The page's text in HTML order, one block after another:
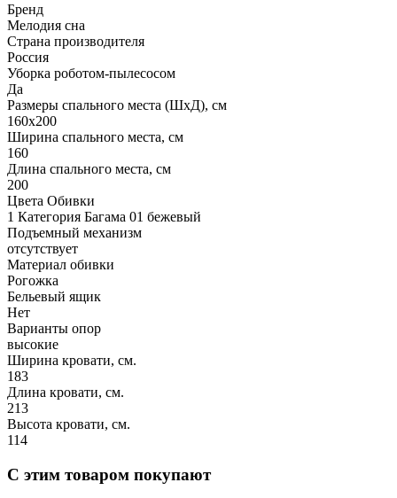
Бренд
Мелодия сна
Страна производителя
Россия
Уборка роботом-пылесосом
Да
Размеры спального места (ШхД), см
160х200
Ширина спального места, см
160
Длина спального места, см
200
Цвета Обивки
1 Категория Багама 01 бежевый
Подъемный механизм
отсутствует
Материал обивки
Рогожка
Бельевый ящик
Нет
Варианты опор
высокие
Ширина кровати, см.
183
Длина кровати, см.
213
Высота кровати, см.
114
С этим товаром покупают